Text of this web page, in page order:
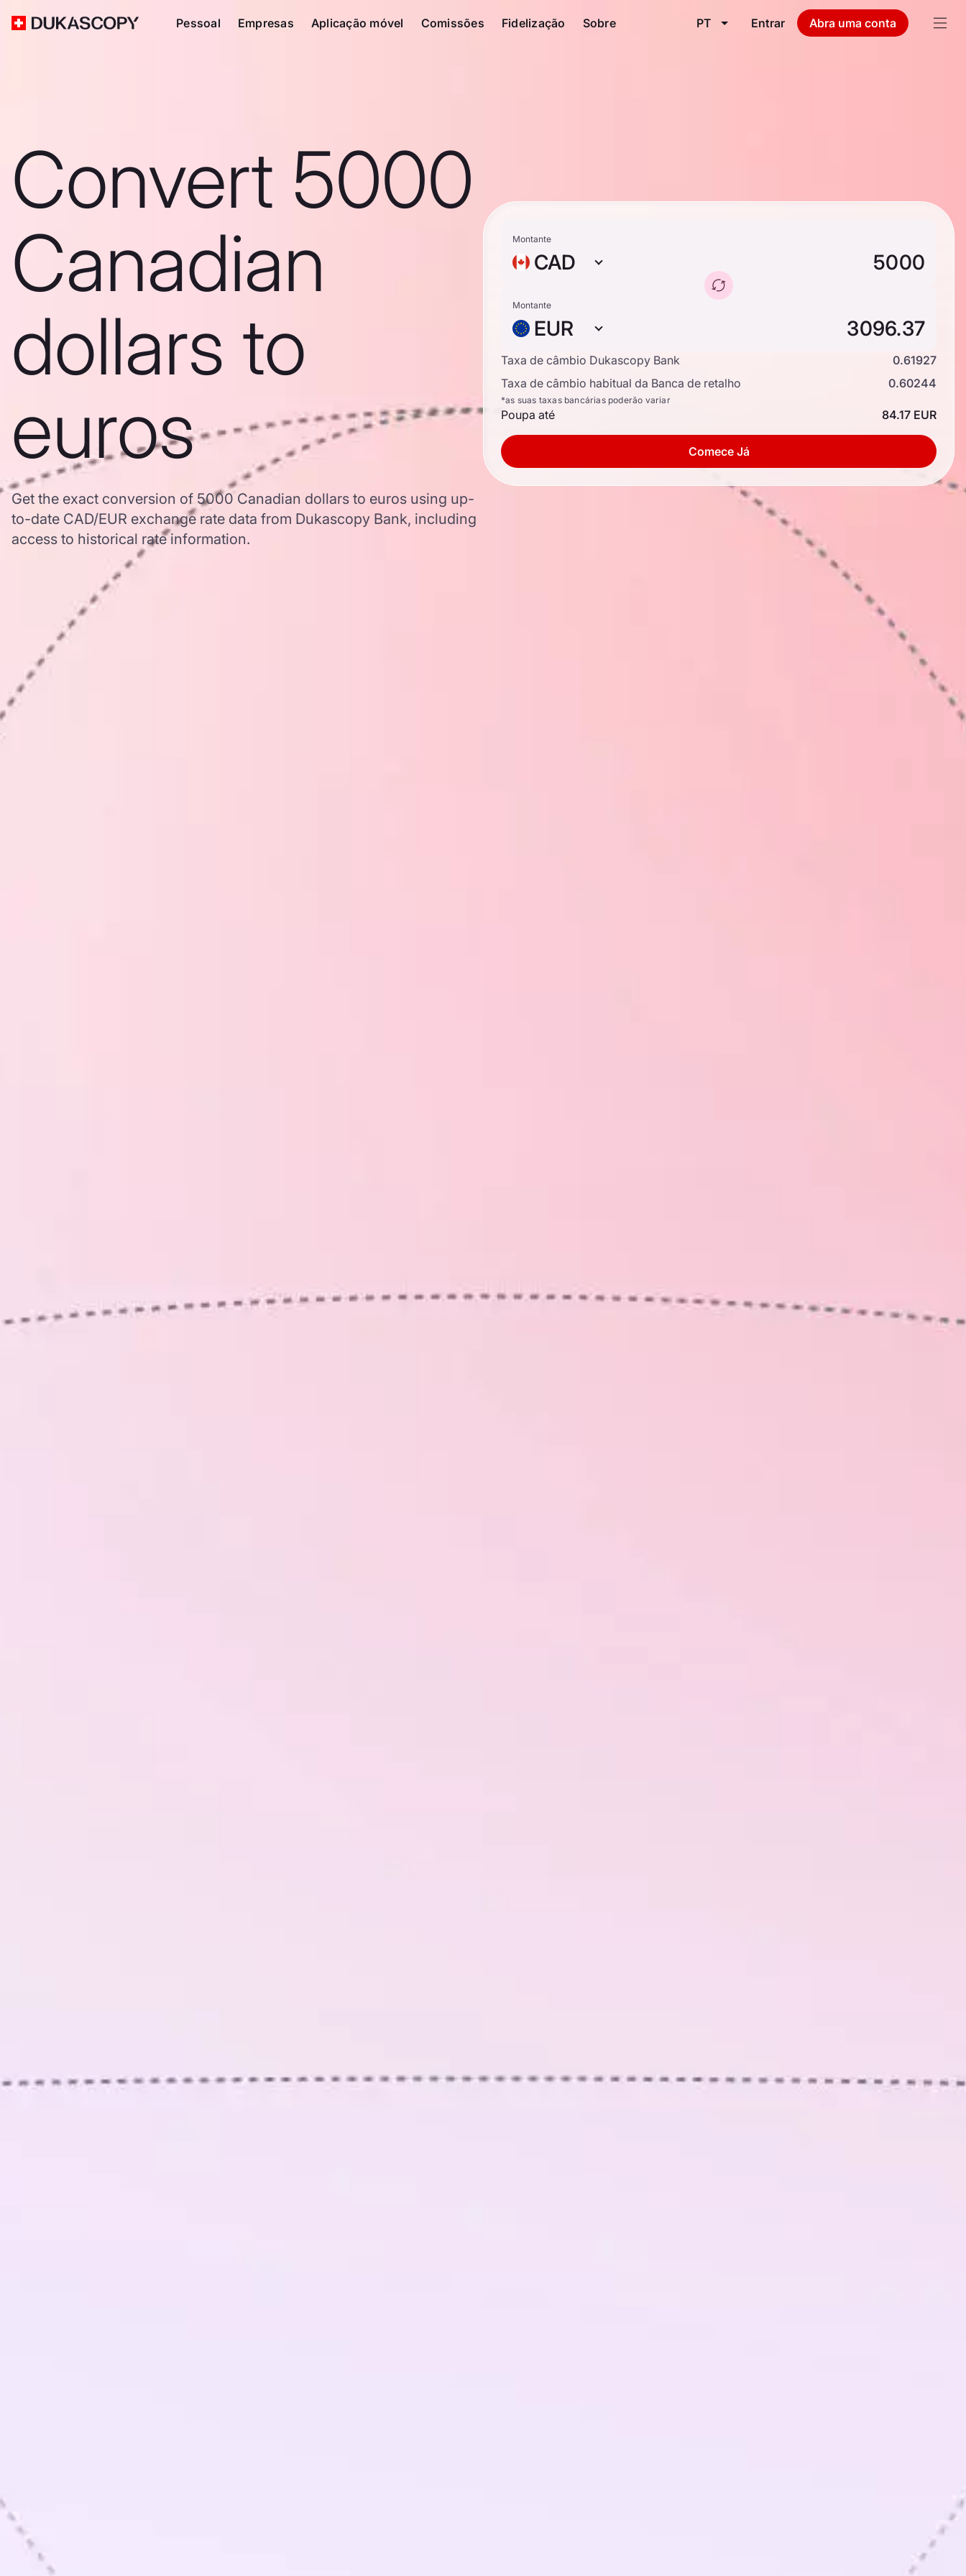
Pessoal Empresas Aplicação móvel Comissões Fidelização Sobre PT Entrar Abra uma conta
Convert 5000
Canadian
dollars to
euros
Get the exact conversion of 5000 Canadian dollars to euros using up-
to-date CAD/EUR exchange rate data from Dukascopy Bank, including
access to historical rate information.
Montante
CAD
Montante
EUR
Taxa de câmbio Dukascopy Bank
0.61927
Taxa de câmbio habitual da Banca de retalho
0.60244
*as suas taxas bancárias poderão variar
Poupa até 84.17 EUR
Comece Já